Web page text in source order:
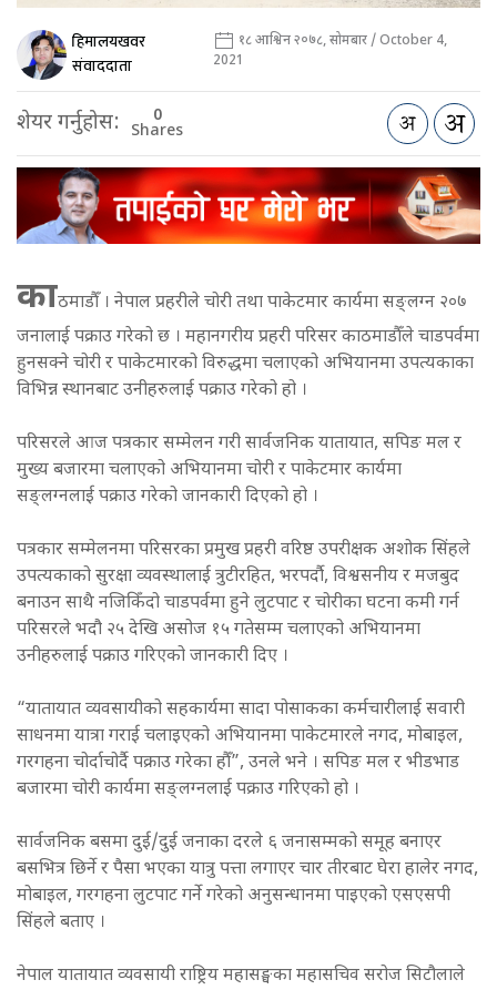
हिमालयखवर
संवाददाता
१८ आश्विन २०७८, सोमबार / October 4,
2021
शेयर गर्नुहोस: 0
Shares
काठमाडौँ । नेपाल प्रहरीले चोरी तथा पाकेटमार कार्यमा सङ्लग्न २०७
जनालाई पक्राउ गरेको छ । महानगरीय प्रहरी परिसर काठमाडौँले चाडपर्वमा
हुनसक्ने चोरी र पाकेटमारको विरुद्धमा चलाएको अभियानमा उपत्यकाका
विभिन्न स्थानबाट उनीहरुलाई पक्राउ गरेको हो ।
परिसरले आज पत्रकार सम्मेलन गरी सार्वजनिक यातायात, सपिङ मल र
मुख्य बजारमा चलाएको अभियानमा चोरी र पाकेटमार कार्यमा
सङ्लग्नलाई पक्राउ गरेको जानकारी दिएको हो ।
पत्रकार सम्मेलनमा परिसरका प्रमुख प्रहरी वरिष्ठ उपरीक्षक अशोक सिंहले
उपत्यकाको सुरक्षा व्यवस्थालाई त्रुटीरहित, भरपर्दौ, विश्वसनीय र मजबुद
बनाउन साथै नजिकिँदो चाडपर्वमा हुने लुटपाट र चोरीका घटना कमी गर्न
परिसरले भदौ २५ देखि असोज १५ गतेसम्म चलाएको अभियानमा
उनीहरुलाई पक्राउ गरिएको जानकारी दिए ।
“यातायात व्यवसायीको सहकार्यमा सादा पोसाकका कर्मचारीलाई सवारी
साधनमा यात्रा गराई चलाइएको अभियानमा पाकेटमारले नगद, मोबाइल,
गरगहना चोर्दाचोर्दै पक्राउ गरेका हौँ”, उनले भने । सपिङ मल र भीडभाड
बजारमा चोरी कार्यमा सङ्लग्नलाई पक्राउ गरिएको हो ।
सार्वजनिक बसमा दुई/दुई जनाका दरले ६ जनासम्मको समूह बनाएर
बसभित्र छिर्ने र पैसा भएका यात्रु पत्ता लगाएर चार तीरबाट घेरा हालेर नगद,
मोबाइल, गरगहना लुटपाट गर्ने गरेको अनुसन्धानमा पाइएको एसएसपी
सिंहले बताए ।
नेपाल यातायात व्यवसायी राष्ट्रिय महासङ्घका महासचिव सरोज सिटौलाले